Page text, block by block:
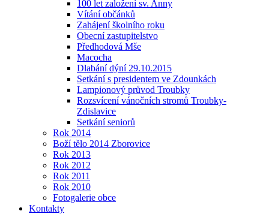
100 let založení sv. Anny
Vítání občánků
Zahájení školního roku
Obecní zastupitelstvo
Předhodová Mše
Macocha
Dlabání dýní 29.10.2015
Setkání s presidentem ve Zdounkách
Lampionový průvod Troubky
Rozsvícení vánočních stromů Troubky-
Zdislavice
Setkání seniorů
Rok 2014
Boží tělo 2014 Zborovice
Rok 2013
Rok 2012
Rok 2011
Rok 2010
Fotogalerie obce
Kontakty